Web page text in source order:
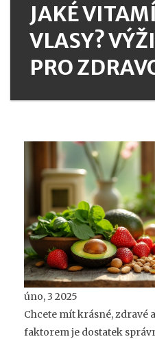
JAKÉ
VLASY?
PRO
úno, 3 2025
Chcete mít krásné, zdravé
faktorem je dostatek